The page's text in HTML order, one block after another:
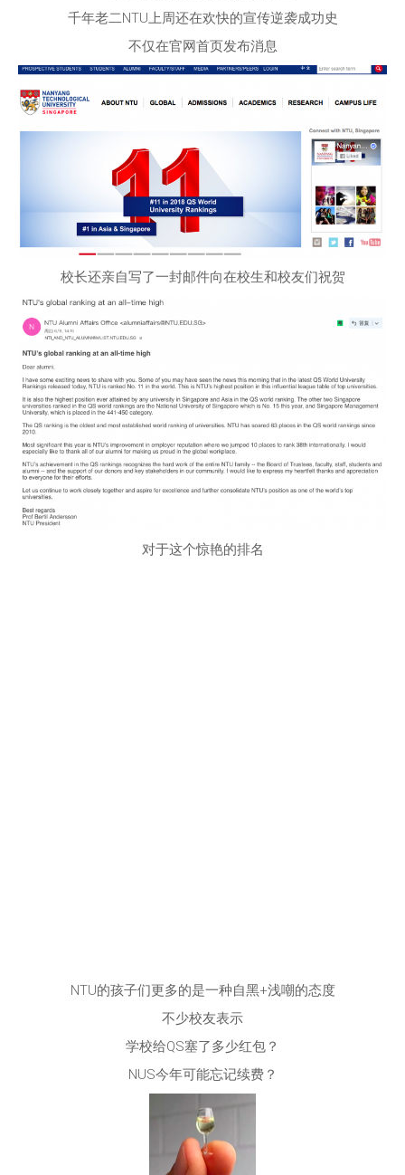
千年老二NTU上周还在欢快的宣传逆袭成功史
不仅在官网首页发布消息
校长还亲自写了一封邮件向在校生和校友们祝贺
对于这个惊艳的排名
NTU的孩子们更多的是一种自黑+浅嘲的态度
不少校友表示
学校给QS塞了多少红包？
NUS今年可能忘记续费？